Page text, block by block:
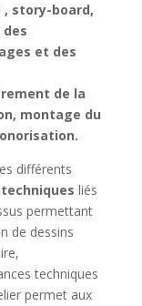
, story-board,
et des
de la
montage du
différents
liés
permettant
de dessins
techniques
permet aux